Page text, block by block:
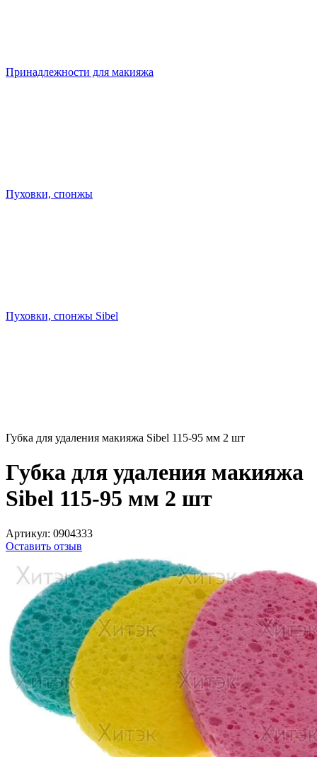
Принадлежности для макияжа
Пуховки, спонжы
Пуховки, спонжы Sibel
Губка для удаления макияжа Sibel 115-95 мм 2 шт
Губка для удаления макияжа
Sibel 115-95 мм 2 шт
Артикул: 0904333
Оставить отзыв